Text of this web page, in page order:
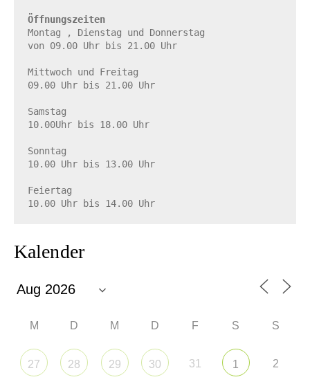
Öffnungszeiten
Montag , Dienstag und Donnerstag
von 09.00 Uhr bis 21.00 Uhr
Mittwoch und Freitag
09.00 Uhr bis 21.00 Uhr
Samstag
10.00Uhr bis 18.00 Uhr
Sonntag
10.00 Uhr bis 13.00 Uhr
Feiertag
10.00 Uhr bis 14.00 Uhr
Kalender
M D M D F S S
27 28 29 30 31 1 2